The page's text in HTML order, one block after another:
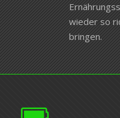
wieder so
bringen.